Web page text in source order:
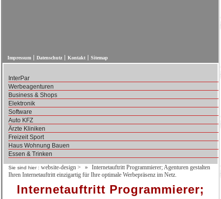
Impressum Datenschutz Kontakt Sitemap
InterPar
Werbeagenturen
Business & Shops
Elektronik
Software
Auto KFZ
Ärzte Kliniken
Freizeit Sport
Haus Wohnung Bauen
Essen & Trinken
Sie sind hier : website-design >
Internetauftritt Programmierer; Agenturen gestalten
Ihren Internetauftritt einzigartig für Ihre optimale Werbepräsenz im Netz.
Internetauftritt Programmierer;